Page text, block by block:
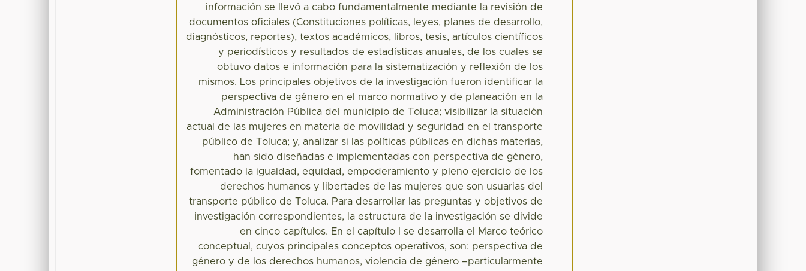
información se llevó a cabo fundamentalmente mediante la revisión de
documentos oficiales (Constituciones políticas, leyes, planes de desarrollo,
diagnósticos, reportes), textos académicos, libros, tesis, artículos científicos
y periodísticos y resultados de estadísticas anuales, de los cuales se
obtuvo datos e información para la sistematización y reflexión de los
mismos. Los principales objetivos de la investigación fueron identificar la
perspectiva de género en el marco normativo y de planeación en la
Administración Pública del municipio de Toluca; visibilizar la situación
actual de las mujeres en materia de movilidad y seguridad en el transporte
público de Toluca; y, analizar si las políticas públicas en dichas materias,
han sido diseñadas e implementadas con perspectiva de género,
fomentado la igualdad, equidad, empoderamiento y pleno ejercicio de los
derechos humanos y libertades de las mujeres que son usuarias del
transporte público de Toluca. Para desarrollar las preguntas y objetivos de
investigación correspondientes, la estructura de la investigación se divide
en cinco capítulos. En el capítulo I se desarrolla el Marco teórico
conceptual, cuyos principales conceptos operativos, son: perspectiva de
género y de los derechos humanos, violencia de género –particularmente